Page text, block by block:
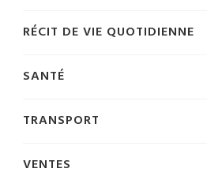
RÉCIT DE VIE QUOTIDIENNE
SANTÉ
TRANSPORT
VENTES